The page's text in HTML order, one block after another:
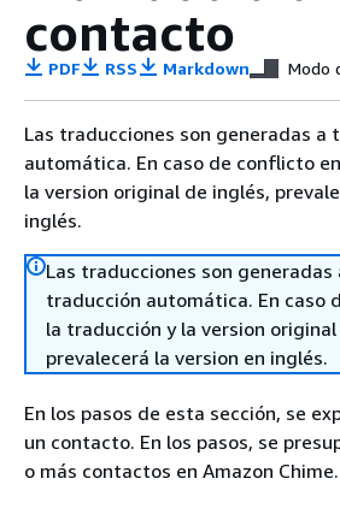
contacto
PDF RSS Markdown Modo
Las traducciones son generadas a
automática. En caso de conflicto
la version original de inglés,
inglés.
Las traducciones son generadas
traducción automática. En caso
la traducción y la version
prevalecerá la version en inglés.
En los pasos de esta sección, se
un contacto. En los pasos, se
o más contactos en Amazon Chime.